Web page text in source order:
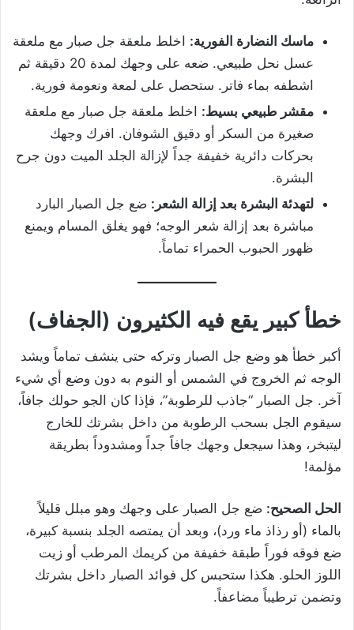
ماسك النضارة الفورية: اخلط ملعقة جل صبار مع ملعقة
عسل نحل طبيعي. ضعه على وجهك لمدة 20 دقيقة ثم
اشطفه بماء فاتر. ستحصل على لمعة ونعومة فورية.
مقشر طبيعي بسيط: اخلط ملعقة جل صبار مع ملعقة
صغيرة من السكر أو دقيق الشوفان. افرك وجهك
بحركات دائرية خفيفة جداً لإزالة الجلد الميت دون جرح
البشرة.
لتهدئة البشرة بعد إزالة الشعر: ضع جل الصبار البارد
مباشرة بعد إزالة شعر الوجه؛ فهو يغلق المسام ويمنع
ظهور الحبوب الحمراء تماماً.
خطأ كبير يقع فيه الكثيرون (الجفاف)
أكبر خطأ هو وضع جل الصبار وتركه حتى ينشف تماماً ويشد
الوجه ثم الخروج في الشمس أو النوم به دون وضع أي شيء
آخر. جل الصبار “جاذب للرطوبة”، فإذا كان الجو حولك جافاً،
سيقوم الجل بسحب الرطوبة من داخل بشرتك للخارج
ليتبخر، وهذا سيجعل وجهك جافاً جداً ومشدوداً بطريقة
مؤلمة!
الحل الصحيح: ضع جل الصبار على وجهك وهو مبلل قليلاً
بالماء (أو رذاذ ماء ورد)، وبعد أن يمتصه الجلد بنسبة كبيرة،
ضع فوقه فوراً طبقة خفيفة من كريمك المرطب أو زيت
اللوز الحلو. هكذا ستحبس كل فوائد الصبار داخل بشرتك
وتضمن ترطيباً مضاعفاً.